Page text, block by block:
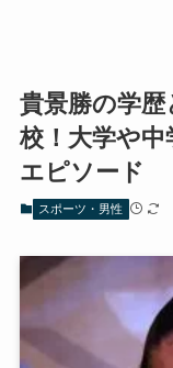
貴景勝の学
校！大学や
エピソード
スポーツ・男性